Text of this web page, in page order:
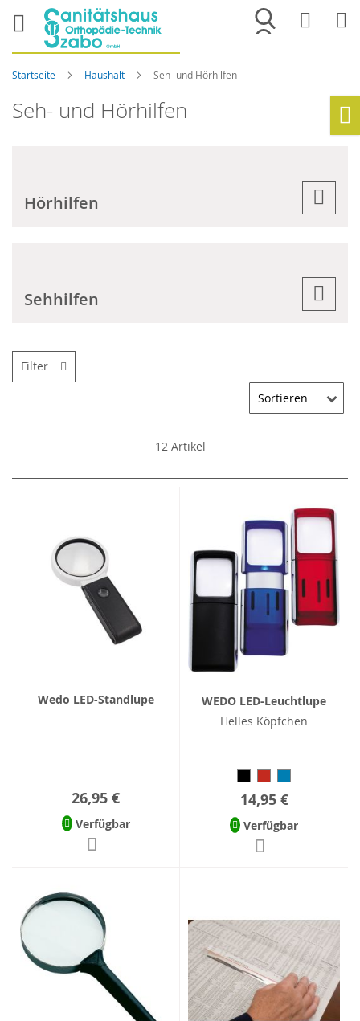
Merkliste
Startseite Haushalt Seh- und Hörhilfen
Seh- und Hörhilfen
Hörhilfen
Sehhilfen
12Artikel
Wedo LED-Standlupe
26,95 €
Verfügbar
WEDO LED-Leuchtlupe
Helles Köpfchen
14,95 €
Verfügbar
Filter